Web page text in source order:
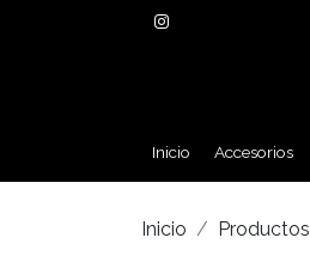
Inicio Accesorios
Inicio Productos